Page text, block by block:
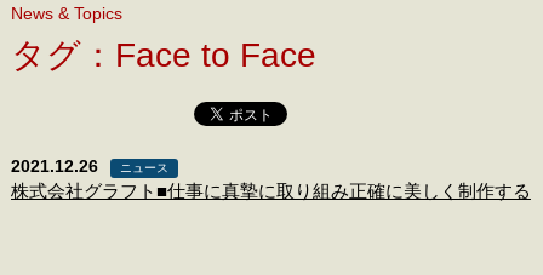
News & Topics
タグ：Face to Face
2021.12.26 ニュース
株式会社グラフト■仕事に真摯に取り組み正確に美しく制作する